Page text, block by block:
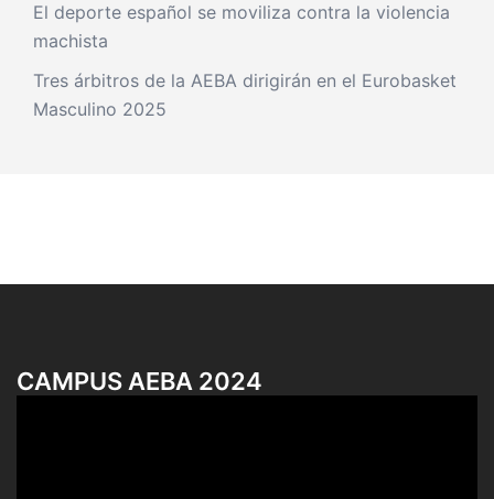
El deporte español se moviliza contra la violencia
machista
Tres árbitros de la AEBA dirigirán en el Eurobasket
Masculino 2025
CAMPUS AEBA 2024